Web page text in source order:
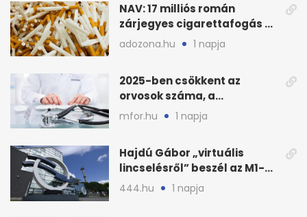
NAV: 17 milliós román
zárjegyes cigarettafogás az
M1-esen
adozona.hu 1 napja
2025-ben csökkent az
orvosok száma, a
háziorvosokra még több
mfor.hu 1 napja
Hajdú Gábor „virtuális
lincselésről” beszél az M1-
ből kirúgása után
444.hu 1 napja